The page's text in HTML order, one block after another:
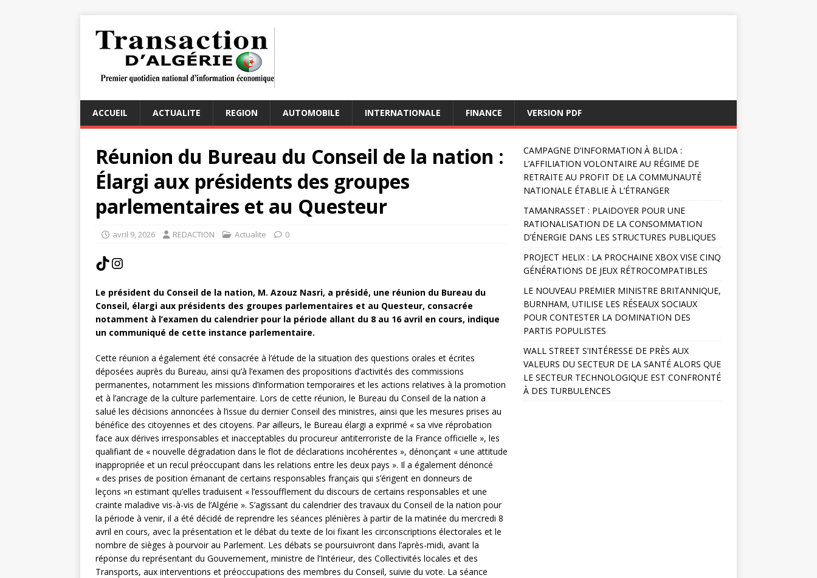
ACCUEIL ACTUALITE REGION AUTOMOBILE INTERNATIONALE FINANCE VERSION PDF
Réunion du Bureau du Conseil de la nation :
Élargi aux présidents des groupes
parlementaires et au Questeur
avril 9, 2026 REDACTION Actualite 0
Le président du Conseil de la nation, M. Azouz Nasri, a présidé, une réunion du Bureau du
Conseil, élargi aux présidents des groupes parlementaires et au Questeur, consacrée
notamment à l’examen du calendrier pour la période allant du 8 au 16 avril en cours, indique
un communiqué de cette instance parlementaire.
Cette réunion a également été consacrée à l’étude de la situation des questions orales et écrites
déposées auprès du Bureau, ainsi qu’à l’examen des propositions d’activités des commissions
permanentes, notamment les missions d’information temporaires et les actions relatives à la promotion
et à l’ancrage de la culture parlementaire. Lors de cette réunion, le Bureau du Conseil de la nation a
salué les décisions annoncées à l’issue du dernier Conseil des ministres, ainsi que les mesures prises au
bénéfice des citoyennes et des citoyens. Par ailleurs, le Bureau élargi a exprimé « sa vive réprobation
face aux dérives irresponsables et inacceptables du procureur antiterroriste de la France officielle », les
qualifiant de « nouvelle dégradation dans le flot de déclarations incohérentes », dénonçant « une attitude
inappropriée et un recul préoccupant dans les relations entre les deux pays ». Il a également dénoncé
« des prises de position émanant de certains responsables français qui s’érigent en donneurs de
leçons »n estimant qu’elles traduisent « l’essoufflement du discours de certains responsables et une
crainte maladive vis-à-vis de l’Algérie ». S’agissant du calendrier des travaux du Conseil de la nation pour
la période à venir, il a été décidé de reprendre les séances plénières à partir de la matinée du mercredi 8
avril en cours, avec la présentation et le débat du texte de loi fixant les circonscriptions électorales et le
nombre de sièges à pourvoir au Parlement. Les débats se poursuivront dans l’après-midi, avant la
réponse du représentant du Gouvernement, ministre de l’Intérieur, des Collectivités locales et des
Transports, aux interventions et préoccupations des membres du Conseil, suivie du vote. La séance
CAMPAGNE D’INFORMATION À BLIDA :
L’AFFILIATION VOLONTAIRE AU RÉGIME DE
RETRAITE AU PROFIT DE LA COMMUNAUTÉ
NATIONALE ÉTABLIE À L’ÉTRANGER
TAMANRASSET : PLAIDOYER POUR UNE
RATIONALISATION DE LA CONSOMMATION
D’ÉNERGIE DANS LES STRUCTURES PUBLIQUES
PROJECT HELIX : LA PROCHAINE XBOX VISE CINQ
GÉNÉRATIONS DE JEUX RÉTROCOMPATIBLES
LE NOUVEAU PREMIER MINISTRE BRITANNIQUE,
BURNHAM, UTILISE LES RÉSEAUX SOCIAUX
POUR CONTESTER LA DOMINATION DES
PARTIS POPULISTES
WALL STREET S’INTÉRESSE DE PRÈS AUX
VALEURS DU SECTEUR DE LA SANTÉ ALORS QUE
LE SECTEUR TECHNOLOGIQUE EST CONFRONTÉ
À DES TURBULENCES